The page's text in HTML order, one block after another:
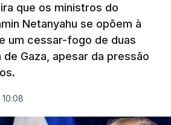
que os ministros do
Netanyahu se opõem à
um cessar-fogo de duas
de Gaza, apesar da pressão